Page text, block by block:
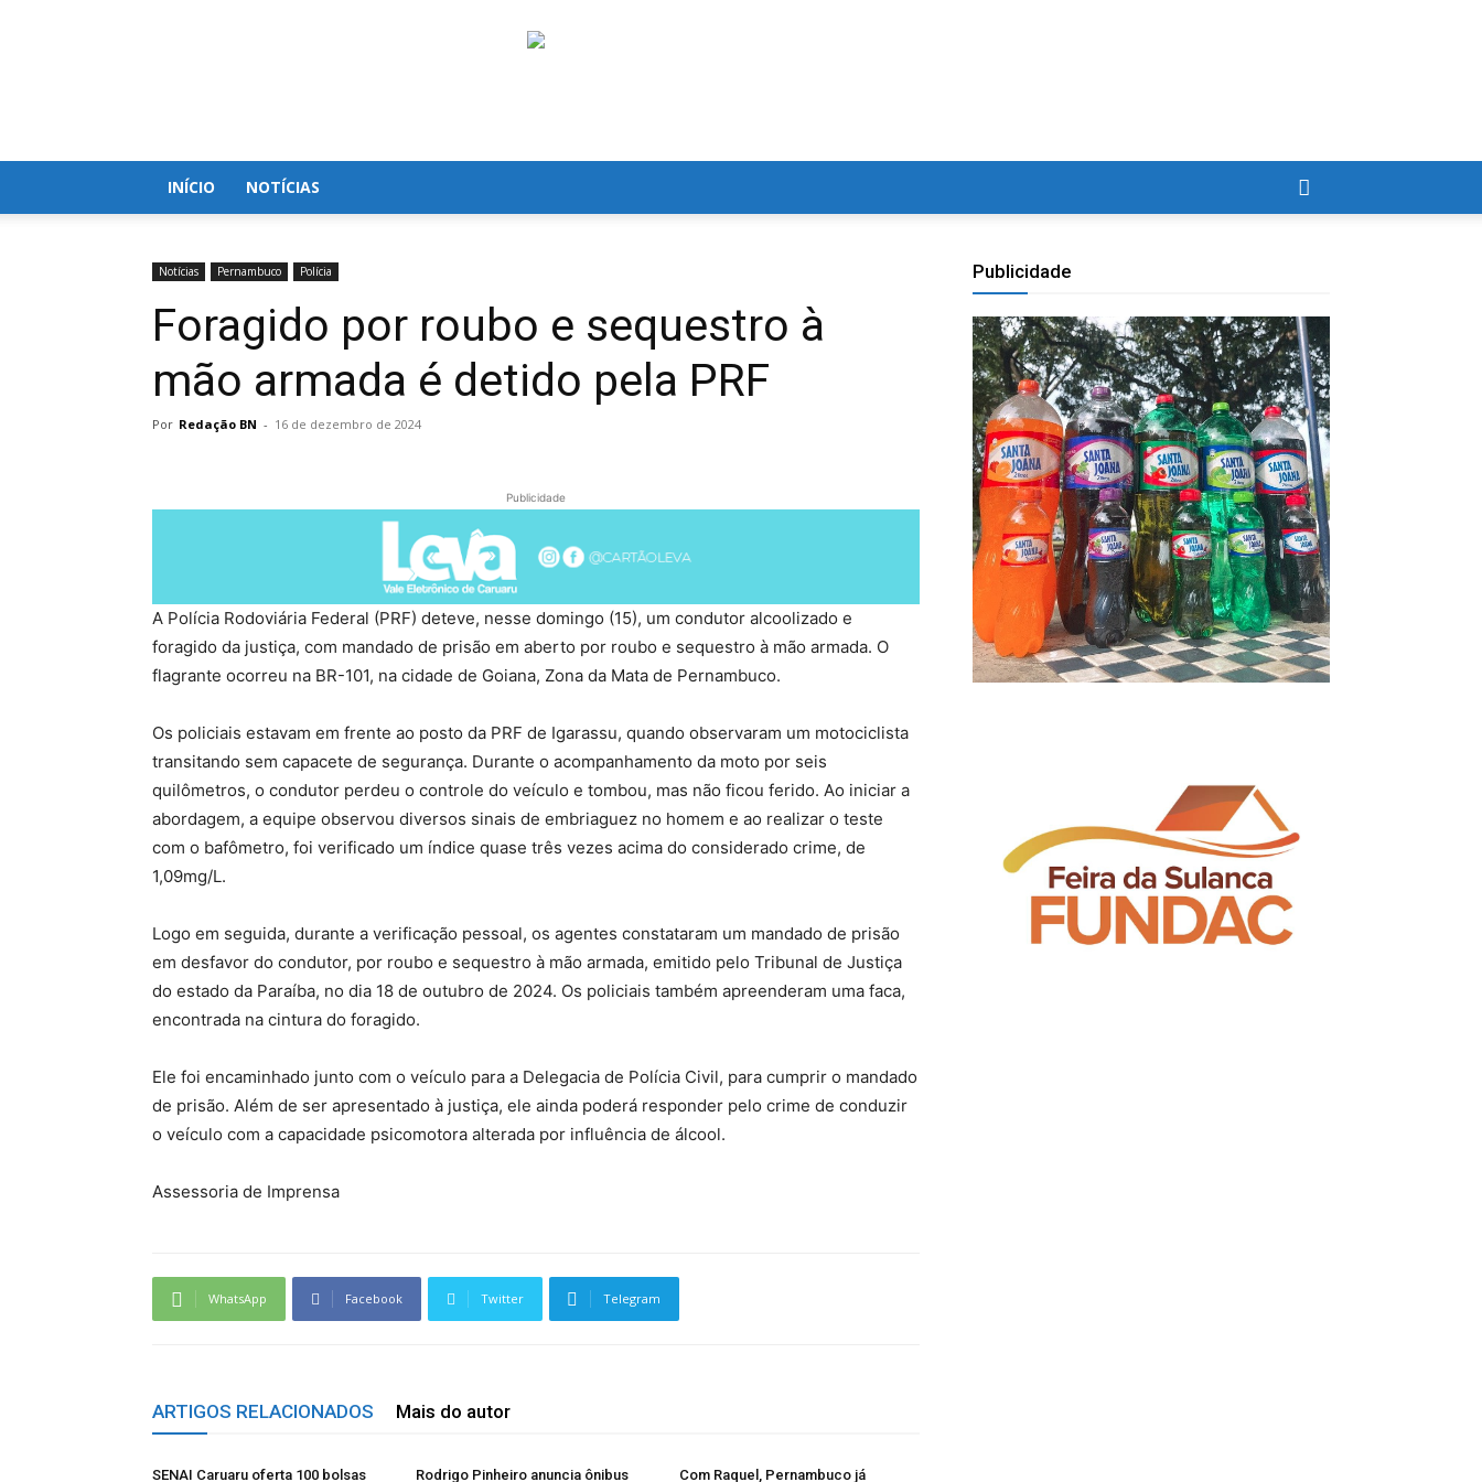
INÍCIO NOTÍCIAS
Notícias Pernambuco Polícia
Foragido por roubo e sequestro à
mão armada é detido pela PRF
Por Redação BN - 16 de dezembro de 2024
Publicidade
A Polícia Rodoviária Federal (PRF) deteve, nesse domingo (15), um condutor alcoolizado e
foragido da justiça, com mandado de prisão em aberto por roubo e sequestro à mão armada. O
flagrante ocorreu na BR-101, na cidade de Goiana, Zona da Mata de Pernambuco.
Os policiais estavam em frente ao posto da PRF de Igarassu, quando observaram um motociclista
transitando sem capacete de segurança. Durante o acompanhamento da moto por seis
quilômetros, o condutor perdeu o controle do veículo e tombou, mas não ficou ferido. Ao iniciar a
abordagem, a equipe observou diversos sinais de embriaguez no homem e ao realizar o teste
com o bafômetro, foi verificado um índice quase três vezes acima do considerado crime, de
1,09mg/L.
Logo em seguida, durante a verificação pessoal, os agentes constataram um mandado de prisão
em desfavor do condutor, por roubo e sequestro à mão armada, emitido pelo Tribunal de Justiça
do estado da Paraíba, no dia 18 de outubro de 2024. Os policiais também apreenderam uma faca,
encontrada na cintura do foragido.
Ele foi encaminhado junto com o veículo para a Delegacia de Polícia Civil, para cumprir o mandado
de prisão. Além de ser apresentado à justiça, ele ainda poderá responder pelo crime de conduzir
o veículo com a capacidade psicomotora alterada por influência de álcool.
Assessoria de Imprensa
WhatsApp Facebook Twitter Telegram
ARTIGOS RELACIONADOS Mais do autor
SENAI Caruaru oferta 100 bolsas Rodrigo Pinheiro anuncia ônibus Com Raquel, Pernambuco já
Publicidade